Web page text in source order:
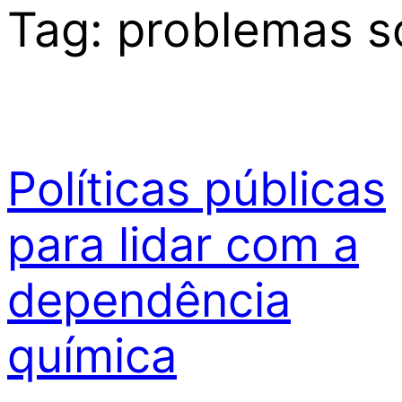
Tag: problemas
Políticas públicas
para lidar com a
dependência
química